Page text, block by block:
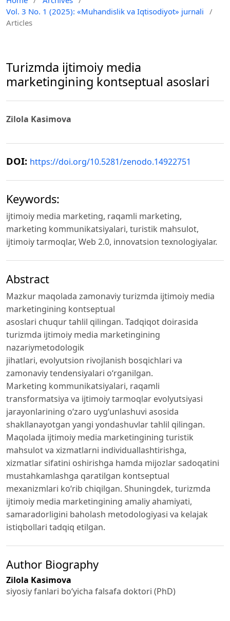
Vol. 3 No. 1 (2025): «Muhandislik va Iqtisodiyot» jurnali
/
Articles
Turizmda ijtimoiy media
marketingining kontseptual asoslari
Zilola Kasimova
DOI: https://doi.org/10.5281/zenodo.14922751
Keywords:
ijtimoiy media marketing, raqamli marketing,
marketing kommunikatsiyalari, turistik mahsulot,
ijtimoiy tarmoqlar, Web 2.0, innovatsion texnologiyalar.
Abstract
Mazkur maqolada zamonaviy turizmda ijtimoiy media
marketingining kontseptual
asoslari chuqur tahlil qilingan. Tadqiqot doirasida
turizmda ijtimoiy media marketingining
nazariymetodologik
jihatlari, evolyutsion rivojlanish bosqichlari va
zamonaviy tendensiyalari o‘rganilgan.
Marketing kommunikatsiyalari, raqamli
transformatsiya va ijtimoiy tarmoqlar evolyutsiyasi
jarayonlarining o‘zaro uyg‘unlashuvi asosida
shakllanayotgan yangi yondashuvlar tahlil qilingan.
Maqolada ijtimoiy media marketingining turistik
mahsulot va xizmatlarni individuallashtirishga,
xizmatlar sifatini oshirishga hamda mijozlar sadoqatini
mustahkamlashga qaratilgan kontseptual
mexanizmlari ko‘rib chiqilgan. Shuningdek, turizmda
ijtimoiy media marketingining amaliy ahamiyati,
samaradorligini baholash metodologiyasi va kelajak
istiqbollari tadqiq etilgan.
Author Biography
Zilola Kasimova
siyosiy fanlari bo‘yicha falsafa doktori (PhD)